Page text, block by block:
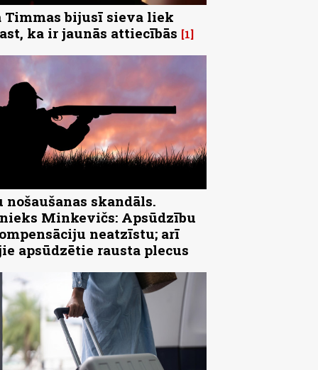
Timmas bijusī sieva liek
ka ir jaunās attiecībās 1
nošaušanas skandāls.
Minkevičs: Apsūdzību
neatzīstu; arī
apsūdzētie rausta plecus